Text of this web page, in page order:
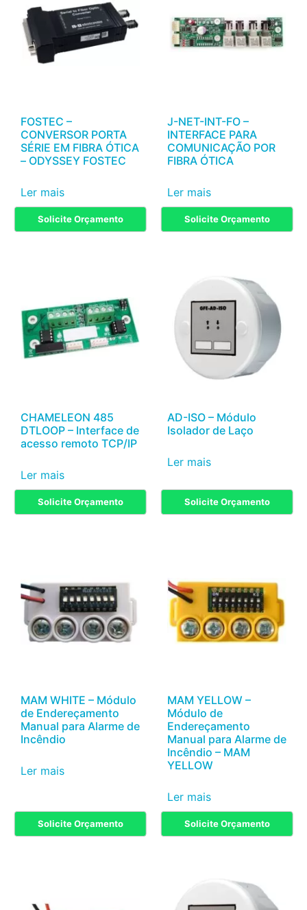
FOSTEC –
CONVERSOR PORTA
SÉRIE EM FIBRA ÓTICA
– ODYSSEY FOSTEC
Solicite Orçamento
Ler mais
J-NET-INT-FO –
INTERFACE PARA
COMUNICAÇÃO POR
FIBRA ÓTICA
Solicite Orçamento
Ler mais
CHAMELEON 485
DTLOOP – Interface de
acesso remoto TCP/IP
Solicite Orçamento
Ler mais
AD-ISO – Módulo
Isolador de Laço
Solicite Orçamento
Ler mais
MAM WHITE – Módulo
de Endereçamento
Manual para Alarme de
Incêndio
Solicite Orçamento
Ler mais
MAM YELLOW –
Módulo de
Endereçamento
Manual para Alarme de
Incêndio – MAM
YELLOW
Solicite Orçamento
Ler mais